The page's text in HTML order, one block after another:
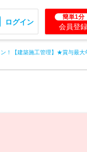
ログイン
簡単1分
会員登録
！【建築施工管理】★賞与最大